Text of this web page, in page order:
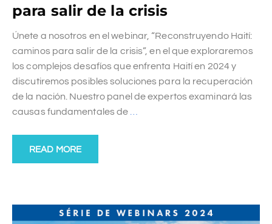
para salir de la crisis
Únete a nosotros en el webinar, “Reconstruyendo Haití:
caminos para salir de la crisis”, en el que exploraremos
los complejos desafíos que enfrenta Haití en 2024 y
discutiremos posibles soluciones para la recuperación
de la nación. Nuestro panel de expertos examinará las
causas fundamentales de
READ MORE